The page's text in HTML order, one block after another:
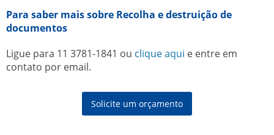
Para saber mais sobre Recolha e destruição de
documentos
Ligue para 11 3781-1841 ou clique aqui e entre em
contato por email.
Solicite um orçamento